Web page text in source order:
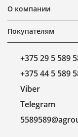
О компании
Покупателям
+375 29 5 589
+375 44 5 589
Viber
Telegram